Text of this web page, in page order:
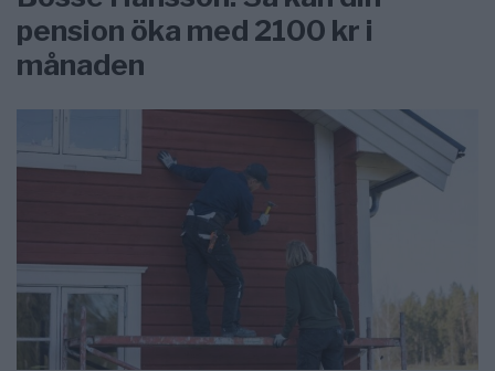
pension öka med 2100 kr i
månaden